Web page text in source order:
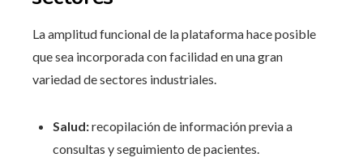
La amplitud funcional de la plataforma hace posible
que sea incorporada con facilidad en una gran
variedad de sectores industriales.
Salud:recopilación de información previa a
consultas y seguimiento de pacientes.